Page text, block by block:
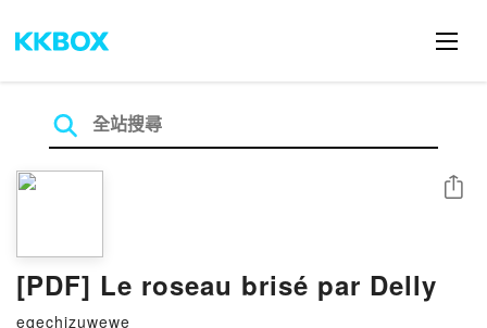
[PDF] Le roseau brisé par Delly
eqechizuwewe
分享